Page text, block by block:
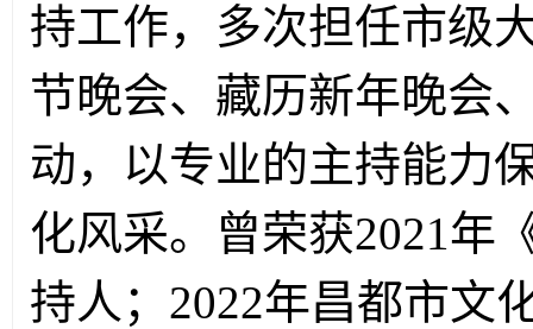
持工作，多次担任市级
节晚会、藏历新年晚会
动，以专业的主持能力
化风采。曾荣获2021年
持人；2022年昌都市文